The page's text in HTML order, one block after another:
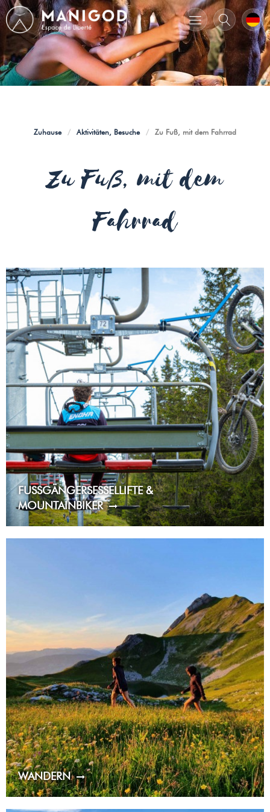
Zuhause / Aktivitäten, Besuche / Zu Fuß, mit dem Fahrrad
Zu Fuß, mit dem
Fahrrad
FUSSGÄNGERSESSELLIFTE & M
OUNTAINBIKER
WANDERN